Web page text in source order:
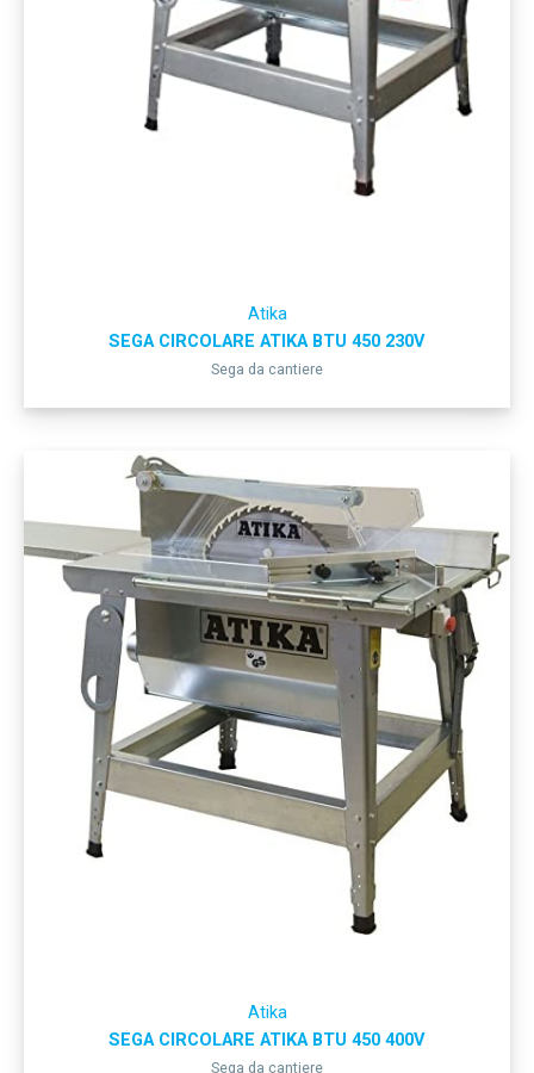
Atika
SEGA CIRCOLARE ATIKA BTU 450 230V
Sega da cantiere
Atika
SEGA CIRCOLARE ATIKA BTU 450 400V
Sega da cantiere